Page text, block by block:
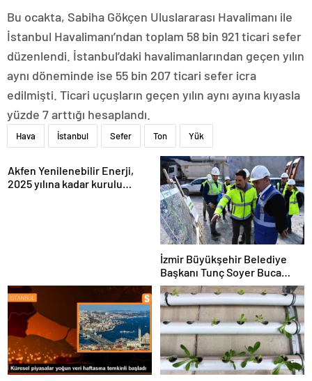
Bu ocakta, Sabiha Gökçen Uluslararası Havalimanı ile
İstanbul Havalimanı’ndan toplam 58 bin 921 ticari sefer
düzenlendi. İstanbul’daki havalimanlarından geçen yılın
aynı döneminde ise 55 bin 207 ticari sefer icra
edilmişti. Ticari uçuşların geçen yılın aynı ayına kıyasla
yüzde 7 arttığı hesaplandı.
Hava İstanbul Sefer Ton Yük
Akfen Yenilenebilir Enerji,
2025 yılına kadar kurulu
İzmir Büyükşehir Belediye
Başkanı Tunç Soyer Buca
Onat Tüneli çalışmalarını
inceledi